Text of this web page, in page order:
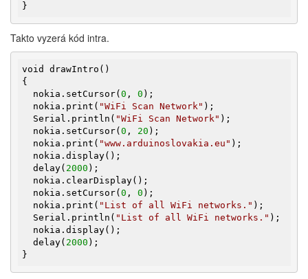
}
Takto vyzerá kód intra.
void drawIntro()
{
  nokia.setCursor(
0 , 0 );
  nokia.print(
"WiFi Scan Network" );
  Serial.println(
"WiFi Scan Network" );
  nokia.setCursor(
0 , 20 );
  nokia.print(
"www.arduinoslovakia.eu" );
  delay(
2000 );
  nokia.setCursor(
0 , 0 );
  nokia.print(
"List of all WiFi networks." );
  Serial.println(
"List of all WiFi networks." );
  delay(
2000 );
}